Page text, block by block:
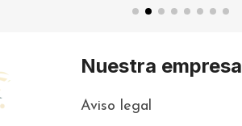
Nuestra empresa
Aviso legal